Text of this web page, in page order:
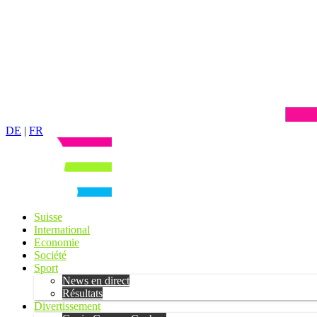
DE | FR
Suisse
International
Economie
Société
Sport
News en direct
Résultats
Divertissement